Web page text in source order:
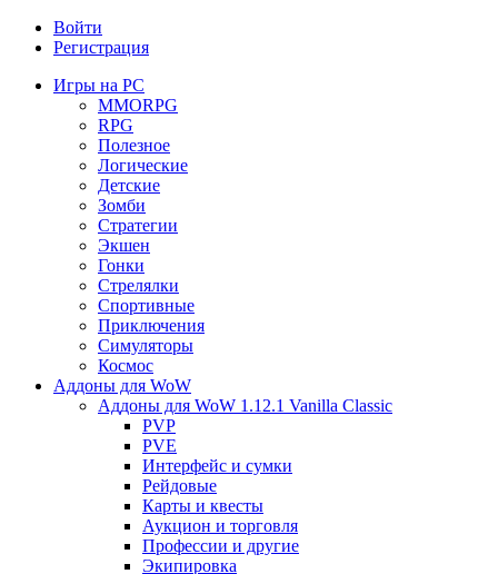
Войти
Регистрация
Игры на PC
MMORPG
RPG
Полезное
Логические
Детские
Зомби
Стратегии
Экшен
Гонки
Стрелялки
Спортивные
Приключения
Симуляторы
Космос
Аддоны для WoW
Аддоны для WoW 1.12.1 Vanilla Classic
PVP
PVE
Интерфейс и сумки
Рейдовые
Карты и квесты
Аукцион и торговля
Профессии и другие
Экипировка